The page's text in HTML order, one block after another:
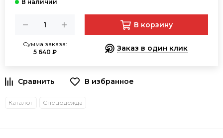
Сумма заказа:
5 640 ₽
В корзину
Заказ в один клик
В избранное
Каталог Спецодежда